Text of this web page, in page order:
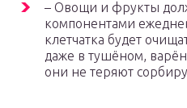
– Овощи и фрукты
компонентами
клетчатка будет
даже в тушёном,
они не теряют